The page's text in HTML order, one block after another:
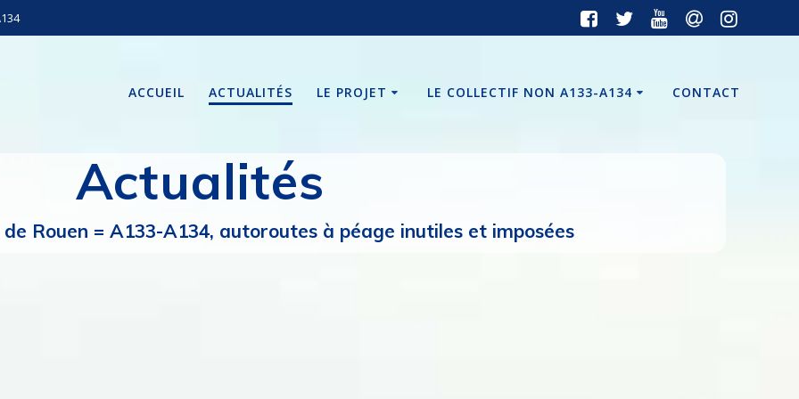
ACCUEIL ACTUALITÉS LE PROJET LE COLLECTIF NON A133-A134 CONTACT
Actualités
Rouen = A133-A134, autoroutes à péage inutiles et imposées